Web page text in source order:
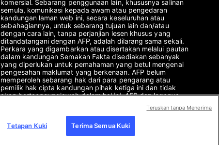
komersial. Sebarang penggunaan lain, khususnya salinan
semula, komunikasi kepada awam atau pengedaran
kandungan laman web ini, secara keseluruhan atau
sebahagiannya, untuk sebarang tujuan lain dan/atau
dengan cara lain, tanpa perjanjian lesen khusus yang
ditandatangani dengan AFP, adalah dilarang sama sekali.
Perkara yang digambarkan atau disertakan melalui pautan
dalam kandungan Semakan Fakta disediakan sebanyak
yang diperlukan untuk pemahaman yang betul mengenai
pengesahan maklumat yang berkenaan. AFP belum
memperoleh sebarang hak dari para pengarang atau
pemilik hak cipta kandungan pihak ketiga ini dan tidak
akan bertanggungjawab dalam hal ini. AFP dan logonya
Tetapan Kuki Terima Semua Kuki
Teruskan tanpa Menerima